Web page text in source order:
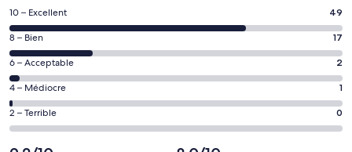
une
nouvelle
fenêtre
Note
de 10
–
Excellent,
d’après
49 avis
sur 69.
10 – Excellent 49
Note
de 8
–
Bien,
d’après
17 avis
8 – Bien 17
Note
de 6
–
Acceptable,
d’après
2 avis
6 – Acceptable 2
Note
de 4
–
4 – Médiocre 1
Note
de 2
–
2 – Terrible 0